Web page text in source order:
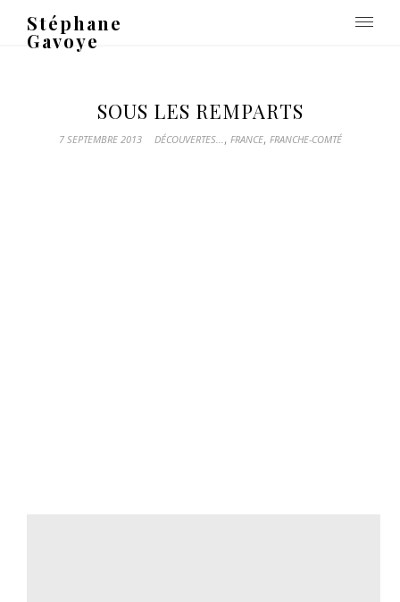
Stéphane
Gavoye
SOUS LES REMPARTS
7 SEPTEMBRE 2013 DÉCOUVERTES..., FRANCE, FRANCHE-COMTÉ